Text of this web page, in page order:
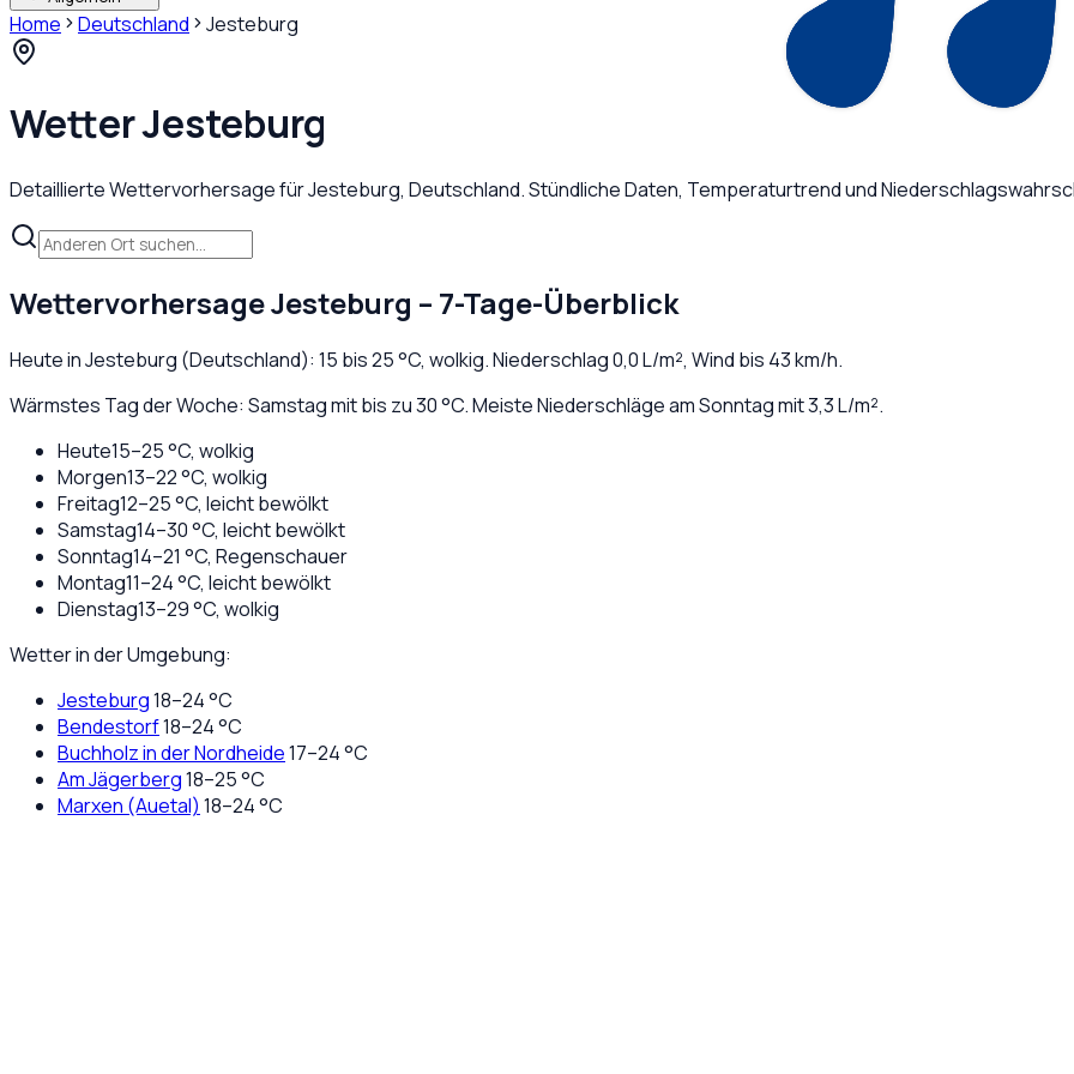
Home Deutschland Jesteburg
WetterJesteburg
Detaillierte Wettervorhersage fürJesteburg, Deutschland. Stündliche Daten, Temperaturtrend und
WettervorhersageJesteburg – 7-Tage-Überblick
Heute inJesteburg (Deutschland): 15 bis25°C, wolkig. Niederschlag0,0L/m², Wind bis 43km/h.
Wärmstes Tag der Woche: Samstag mit bis zu 30 °C. Meiste Niederschläge am Sonntag mit 3,3 L/m².
Heute15–25°C, wolkig
Morgen13–22°C, wolkig
Freitag12–25°C, leicht bewölkt
Samstag14–30°C, leicht bewölkt
Sonntag14–21 °C, Regenschauer
Montag11–24°C, leicht bewölkt
Dienstag13–29°C, wolkig
Wetter in der Umgebung:
Jesteburg18–24°C
Bendestorf18–24°C
Buchholz in der Nordheide17–24°C
Am Jägerberg18–25°C
Marxen (Auetal) 18–24°C